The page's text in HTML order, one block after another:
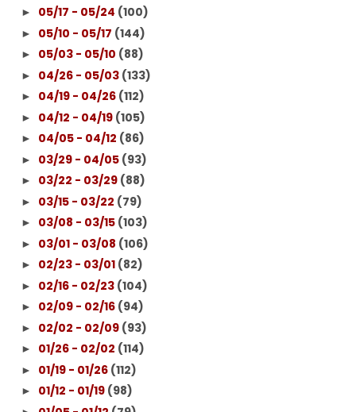
► 05/17 - 05/24 (100)
► 05/10 - 05/17 (144)
► 05/03 - 05/10 (88)
► 04/26 - 05/03 (133)
► 04/19 - 04/26 (112)
► 04/12 - 04/19 (105)
► 04/05 - 04/12 (86)
► 03/29 - 04/05 (93)
► 03/22 - 03/29 (88)
► 03/15 - 03/22 (79)
► 03/08 - 03/15 (103)
► 03/01 - 03/08 (106)
► 02/23 - 03/01 (82)
► 02/16 - 02/23 (104)
► 02/09 - 02/16 (94)
► 02/02 - 02/09 (93)
► 01/26 - 02/02 (114)
► 01/19 - 01/26 (112)
► 01/12 - 01/19 (98)